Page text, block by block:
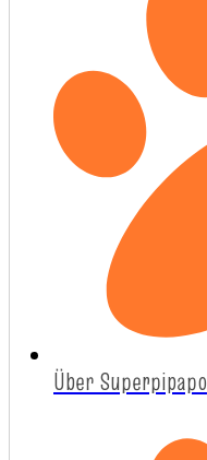
Über Superpipapo